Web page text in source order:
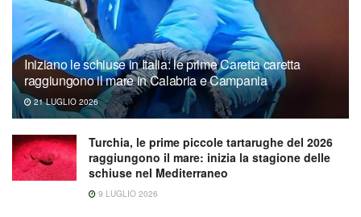
Iniziano le schiuse in Italia: le prime Caretta caretta
raggiungono il mare in Calabria e Campania
21 LUGLIO 2026
Turchia, le prime piccole tartarughe del 2026
raggiungono il mare: inizia la stagione delle
schiuse nel Mediterraneo
9 LUGLIO 2026